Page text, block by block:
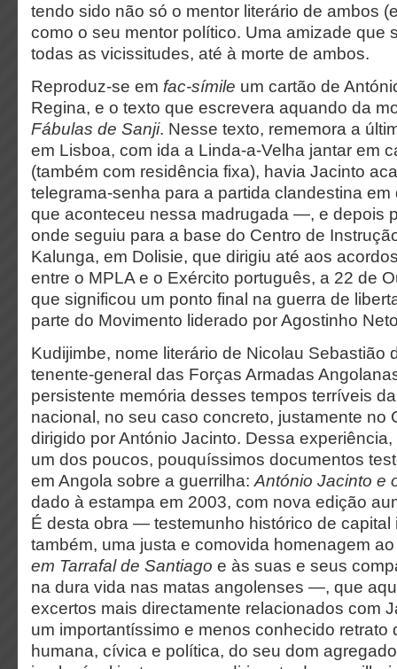
tendo sido não só o mentor literário de ambos
como o seu mentor político. Uma amizade que
todas as vicissitudes, até à morte de ambos.
Reproduz-se em fac-símile um cartão de
Regina, e o texto que escrevera aquando da
Fábulas de Sanji. Nesse texto, rememora a
em Lisboa, com ida a Linda-a-Velha jantar em
(também com residência fixa), havia Jacinto
telegrama-senha para a partida clandestina
que aconteceu nessa madrugada —, e depois
onde seguiu para a base do Centro de
Kalunga, em Dolisie, que dirigiu até aos
entre o MPLA e o Exército português, a 22 de
que significou um ponto final na guerra de
parte do Movimento liderado por Agostinho
Kudijimbe, nome literário de Nicolau Sebastião
tenente-general das Forças Armadas
persistente memória desses tempos terríveis
nacional, no seu caso concreto, justamente
dirigido por António Jacinto. Dessa
um dos poucos, pouquíssimos documentos
em Angola sobre a guerrilha: António Jacinto e
dado à estampa em 2003, com nova edição
É desta obra — testemunho histórico de capital
também, uma justa e comovida homenagem
em Tarrafal de Santiago e às suas e seus
na dura vida nas matas angolenses —, que
excertos mais directamente relacionados com
um importantíssimo e menos conhecido retrato
humana, cívica e política, do seu dom